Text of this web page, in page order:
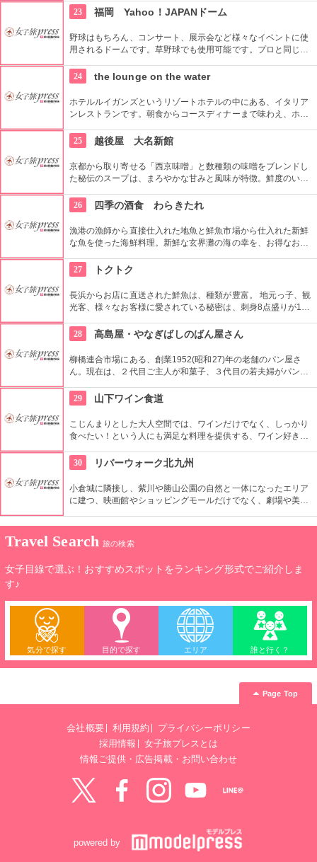
るアジサイに心が和みます。
23 福岡 Yahoo！JAPANドーム
野球はもちろん、コンサート、展示会など様々なイベントに使
用されるドームです。草野球でも使用可能です。プロと同じマ
能になっています。ドーム７番ゲート横より王貞治ベースボー
ルミュージアムに入場することができます。
24 the lounge on the water
ホテルルイガンズというリゾートホテルの中にある、イタリア
ンレストランです。朝食からコースディナーまで味わえ、ホテ
は、プールと緑が美しい庭が望めます。夕方になるとキャンド
ルが灯り、なんともラグジュアリーな雰囲気が味わえます。
25 越後屋 大名新館
京都から取り寄せる「西京味噌」と数種類の味噌をブレンドし
た秘伝のスープは、まろやかな甘みと風味が特徴。鮮度のいい
ベツ、ニラ、ごぼうが、香り高いまろやかな風味の秘伝スープ
に溶け込み旨みが増します。また、九州産柚子胡椒が効いた
「揚げ豆腐」は女性に大人気です。
26 四季の酒食 わらきたれ
漁港の漁師から直接仕入れた地魚と鮮魚市場から仕入れた新鮮
な魚を使った海鮮料理。新鮮な玄界灘の海の幸を、お得なお値
は、いつも地元のリピーターでいっぱいです！
27 トクトク
長浜からお店に直送された鮮魚は、種類が豊富。 地元っ子、観
光客、様々なお客様に愛されている秘密は、刺身8点盛りが1人
など魚介中心の昼定食、旬を存分に楽しめる博多の海の幸がた
っぷりはいった夜のコースメニューなど、博多で魚を味わいた
いというあなたにぴったり。
28 高島屋・やなぎばしのばん屋さん
柳橋連合市場にある、創業1952(昭和27)年の老舗のパン屋さ
ん。現在は、２代目ご主人が和菓子、３代目の若夫婦がパンを
いるのが、さくっとしたパン生地とスパイシーなカレーが絶妙
な「うなぎばしカレーパン（170円）」と100円前後で味わえ
るリーズナブルな和菓子。
29 山下ワイン食道
こじんまりとした大人空間では、ワインだけでなく、しっかり
食べたい！という人にも満足な料理を提供する、ワイン好きか
オワインの醸造を学ぶなど、こだわりの自然派ワインのライン
ナップが楽しめるので、是非オススメを頂いてみて。
30 リバーウォーク北九州
小倉城に隣接し、紫川や勝山公園の自然と一体になったエリア
に建つ、映画館やショッピングモールだけでなく、劇場や美術
たら自然を感じながら休憩する事もできるので、お子様連れに
もぴったり。音楽ライブやイベントが開催される事も。
Travel Search 旅の検索
女子目線で選ぶ！おすすめスポットをランキング形式でご紹介しま
す♪
気分で探す 目的で探す エリア 誰と行く？
Page Top
会社概要 利用規約
プライバシーポリシー
採用情報
女子旅プレスとは
情報ご提供・広告掲載・お問い合わせ
powered by